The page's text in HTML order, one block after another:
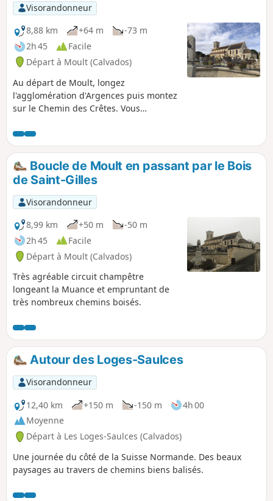
les traces de ce passé médiéval. Ce
parcours est balisé en Bleu avec des
panneaux "Parcours du patrimoine -
Boulon au Moyen-Âge".
Visorandonneur
8,88 km
+64 m
-73 m
2h 45
Facile
Départ à Moult (Calvados)
Au départ de Moult, longez
l'agglomération d'Argences puis montez
sur le Chemin des Crêtes. Vous
boisés et vous terminerez cet agréable
circuit champêtre en longeant la
Muance.Boucle de Moult en passant par le Bois
de Saint-Gilles
Visorandonneur
8,99 km
+50 m
-50 m
2h 45
Facile
Départ à Moult (Calvados)
Très agréable circuit champêtre
longeant la Muance et empruntant de
très nombreux chemins boisés.
Autour des Loges-Saulces
Visorandonneur
12,40 km
+150 m -150 m
4h 00
Moyenne
Départ à Les Loges-Saulces (Calvados)
Une journée du côté de la Suisse Normande. Des beaux
paysages au travers de chemins biens balisés.